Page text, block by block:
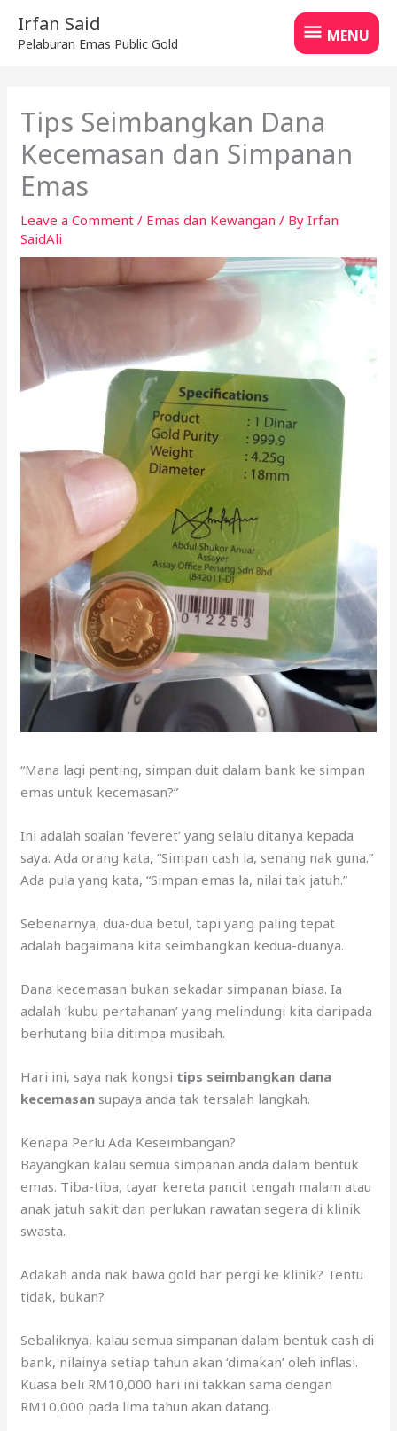
content
Irfan Said
Pelaburan Emas Public Gold
MENU
MENU
Tips Seimbangkan Dana
Kecemasan dan Simpanan
Emas
Leave a Comment / Emas dan Kewangan / ByIrfan
SaidAli
“Mana lagi penting, simpan duit dalam bank ke simpan
emas untuk kecemasan?”
Ini adalah soalan ‘feveret’ yang selalu ditanya kepada
saya. Ada orang kata, “Simpan cash la, senang nak guna.”
Ada pula yang kata, “Simpan emas la, nilai tak jatuh.”
Sebenarnya, dua-dua betul, tapi yang paling tepat
adalah bagaimana kita seimbangkan kedua-duanya.
Dana kecemasan bukan sekadar simpanan biasa. Ia
adalah ‘kubu pertahanan’ yang melindungi kita daripada
berhutang bila ditimpa musibah.
Hari ini, saya nak kongsi tips seimbangkan dana
kecemasan supaya anda tak tersalah langkah.
Kenapa Perlu Ada Keseimbangan?
Bayangkan kalau semua simpanan anda dalam bentuk
emas. Tiba-tiba, tayar kereta pancit tengah malam atau
anak jatuh sakit dan perlukan rawatan segera di klinik
swasta.
Adakah anda nak bawa gold bar pergi ke klinik? Tentu
tidak, bukan?
Sebaliknya, kalau semua simpanan dalam bentuk cash di
bank, nilainya setiap tahun akan ‘dimakan’ oleh inflasi.
Kuasa beli RM10,000 hari ini takkan sama dengan
RM10,000 pada lima tahun akan datang.